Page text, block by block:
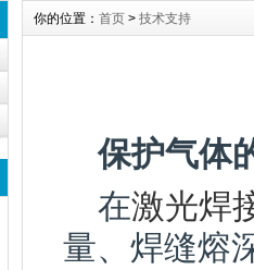
你的位置： 首页 > 技术支持
保护气体
在激光焊
量、焊缝熔